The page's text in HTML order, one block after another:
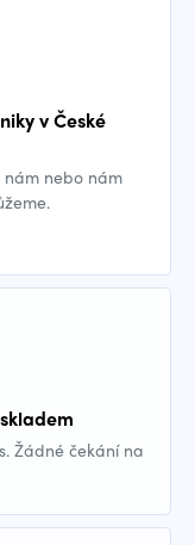
v České
nám nebo nám
Žádné čekání na